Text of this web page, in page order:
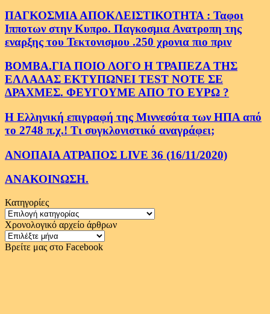
ΠΑΓΚΟΣΜΙΑ ΑΠΟΚΛΕΙΣΤΙΚΟΤΗΤΑ : Ταφοι
Ιπποτων στην Κυπρο. Παγκοσμια Ανατροπη της
εναρξης του Τεκτονισμου .250 χρονια πιο πριν
ΒΟΜΒΑ.ΓΙΑ ΠΟΙΟ ΛΟΓΟ Η ΤΡΑΠΕΖΑ ΤΗΣ
ΕΛΛΑΔΑΣ ΕΚΤΥΠΩΝΕΙ TEST NOTE ΣΕ
ΔΡΑΧΜΕΣ. ΦΕΥΓΟΥΜΕ ΑΠΟ ΤΟ ΕΥΡΩ ?
Η Ελληνική επιγραφή της Μιννεσότα των ΗΠΑ από
το 2748 π.χ.! Τι συγκλονιστικό αναγράφει;
ΑΝΟΠΑΙΑ ΑΤΡΑΠΟΣ LIVE 36 (16/11/2020)
ΑΝΑΚΟΙΝΩΣΗ.
Κατηγορίες
Κατηγορίες
Χρονολογικό αρχείο άρθρων
Χρονολογικό
αρχείο
Βρείτε μας στο Facebook